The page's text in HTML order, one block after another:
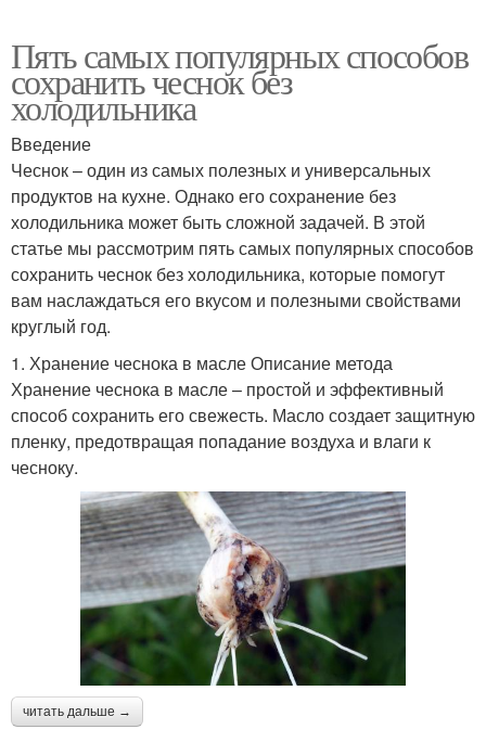
Пять самых популярных способов
сохранить чеснок без
холодильника
Введение
Чеснок – один из самых полезных и универсальных
продуктов на кухне. Однако его сохранение без
холодильника может быть сложной задачей. В этой
статье мы рассмотрим пять самых популярных способов
сохранить чеснок без холодильника, которые помогут
вам наслаждаться его вкусом и полезными свойствами
круглый год.
1. Хранение чеснока в масле Описание метода
Хранение чеснока в масле – простой и эффективный
способ сохранить его свежесть. Масло создает защитную
пленку, предотвращая попадание воздуха и влаги к
чесноку.
читать дальше →